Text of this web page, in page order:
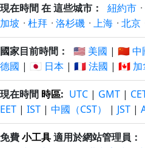
157 日
以前
3/3/2026
158 日
以前
2/3/2026
159 日
以前
1/3/2026
160 日
28/2/2026
現在時間 在 這些城市： 紐約市 ·
加坡 · 杜拜 · 洛杉磯 · 上海 · 北京
國家目前時間： 🇺🇸 美國 | 🇨🇳 中
德國 | 🇯🇵 日本 | 🇫🇷 法國 | 🇨🇦 加
現在時間 時區: UTC | GMT |
EET | IST | 中國（CST） | JST |
免費小工具適用於網站管理員：